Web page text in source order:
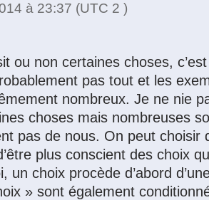
à 23:37 (UTC 2 )
ou non certaines choses,
pas tout et les
nombreux. Je ne nie
choses mais nombreuses
pas de nous. On peut choisir
plus conscient des choix
un choix procède d’abord
» sont également